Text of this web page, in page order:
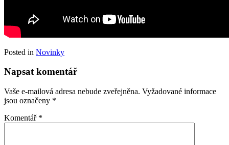
Posted in Novinky
Napsat komentář
Vaše e-mailová adresa nebude zveřejněna. Vyžadované informace
jsou označeny *
Komentář *